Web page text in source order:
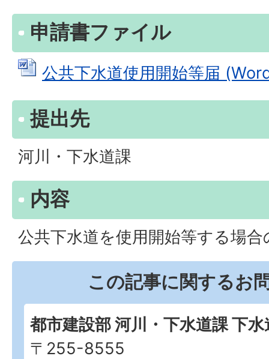
申請書ファイル
公共下水道使用開始等届
提出先
河川・下水道課
内容
公共下水道を使用開始等する場合
この記事に関するお
都市建設部 河川・下水道課 下
〒255-8555